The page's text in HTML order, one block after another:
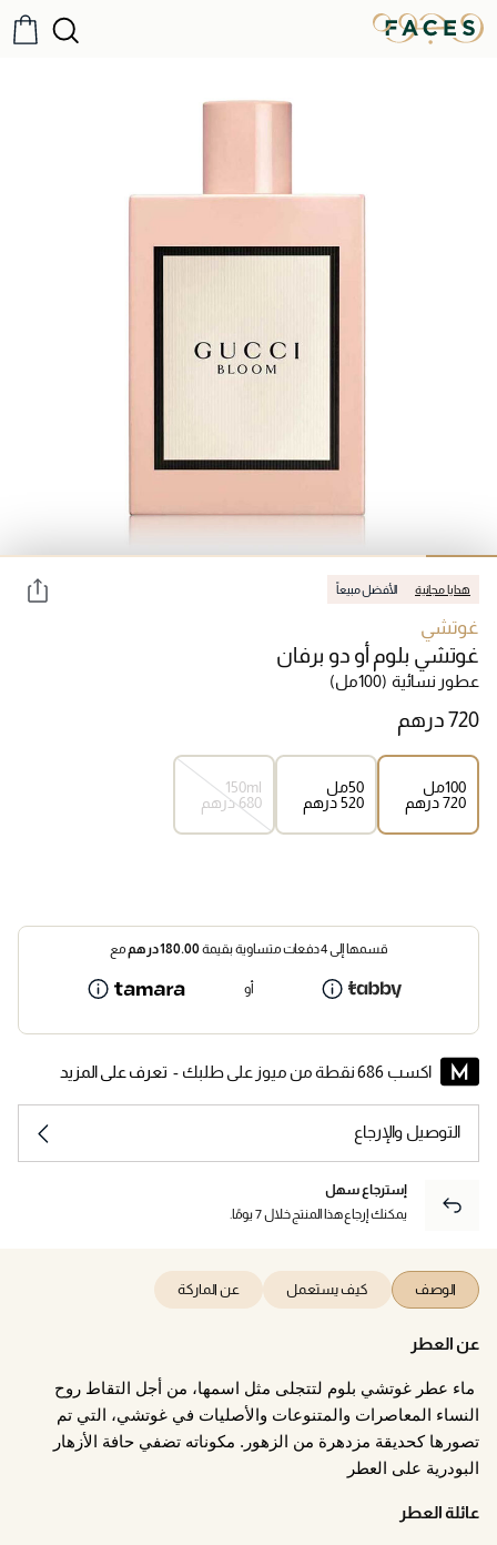
هدايا مجانية الأفضل مبيعاً
غوتشي
غوتشي بلوم أو دو برفان
عطور نسائية (100مل)
100مل
⁦720⁩ درهم
50مل
⁦520⁩ درهم
150ml
⁦680⁩ درهم
قسمها إلى 4 دفعات متساوية بقيمة 180.00درهممع
أو
اكسب 686 نقطة من ميوز على طلبك - تعرف على المزيد
التوصيل والإرجاع
إسترجاع سهل
يمكنك إرجاع هذا المنتج خلال 7 يومًا.
الوصف كيف يستعمل عن الماركة
عن العطر
ماء عطر غوتشي بلوم لتتجلى مثل اسمها، من أجل التقاط روح
النساء المعاصرات والمتنوعات والأصليات في غوتشي، التي تم
تصورها كحديقة مزدهرة من الزهور. مكوناته تضفي حافة الأزهار
البودرية على العطر
عائلة العطر